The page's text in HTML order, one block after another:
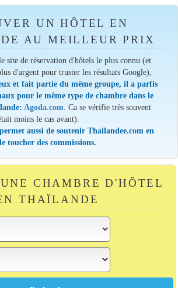
UN HÔTEL EN
AU MEILLEUR PRIX
site de réservation d'hôtels le plus connu (et
d'argent pour truster les résultats Google),
et fait partie du même groupe, il a parfis
pour le même type de chambre dans le
Agoda.com . Ca se vérifie très souvent
moins le cas avant).
aussi de soutenir Thailandee.com en
toucher des commissions.
CHAMBRE D'HÔTEL
THAÏLANDE